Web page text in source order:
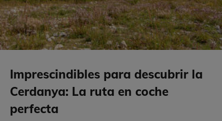
Imprescindibles para descubrir la
Cerdanya: La ruta en coche
perfecta